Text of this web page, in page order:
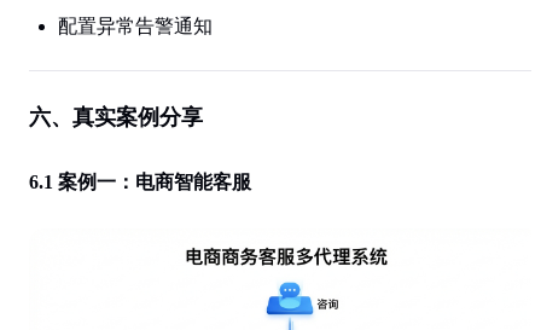
配置异常告警通知
六、真实案例分享
6.1 案例一：电商智能客服